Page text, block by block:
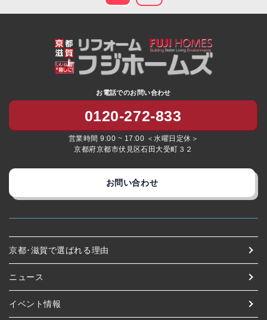
お電話でのお問い合わせ
0120-272-833
営業時間 9:00 ~ 17:00 ＜水曜日定休＞
京都府京都市伏見区石田大受町３２
お問い合わせ
京都･滋賀で選ばれる理由
ニュース
イベント情報